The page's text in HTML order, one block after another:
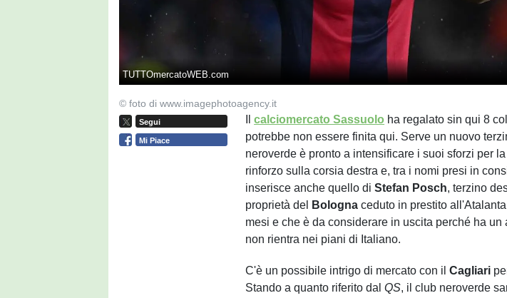
TUTTOmercatoWEB.com
© foto di www.imagephotoagency.it
Segui
Mi Piace
Ilcalciomercato Sassuolo ha regalato sin qui 8
potrebbe non essere finita qui. Serve un nuovo
neroverde è pronto a intensificare i suoi sforzi per
rinforzo sulla corsia destra e, tra i nomi presi in
inserisce anche quello diStefan Posch, terzino
proprietà del
Bologna ceduto in prestito
mesi e che è da considerare in uscita perché ha un
non rientra nei piani di Italiano.
C'è un possibile intrigo di mercato con ilCagliari
Stando a quanto riferito dalQS, il club neroverde